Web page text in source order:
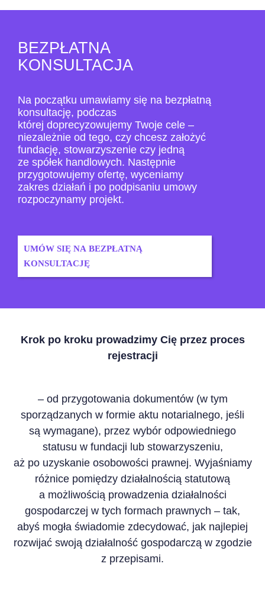
BEZPŁATNA
KONSULTACJA
Na początku umawiamy się na bezpłatną
konsultację, podczas
której doprecyzowujemy Twoje cele –
niezależnie od tego, czy chcesz założyć
fundację, stowarzyszenie czy jedną
ze spółek handlowych. Następnie
przygotowujemy ofertę, wyceniamy
zakres działań i po podpisaniu umowy
rozpoczynamy projekt.
UMÓW SIĘ NA BEZPŁATNĄ
KONSULTACJĘ
Krok po kroku prowadzimy Cię przez proces
rejestracji
– od przygotowania dokumentów (w tym
sporządzanych w formie aktu notarialnego, jeśli
są wymagane), przez wybór odpowiedniego
statusu w fundacji lub stowarzyszeniu,
aż po uzyskanie osobowości prawnej. Wyjaśniamy
różnice pomiędzy działalnością statutową
a możliwością prowadzenia działalności
gospodarczej w tych formach prawnych – tak,
abyś mogła świadomie zdecydować, jak najlepiej
rozwijać swoją działalność gospodarczą w zgodzie
z przepisami.